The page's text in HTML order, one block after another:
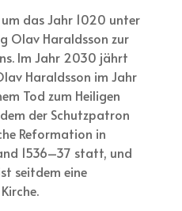
das Jahr 1020 unter
Olav Haraldsson zur
Im Jahr 2030 jährt
Haraldsson im Jahr
Tod zum Heiligen
der Schutzpatron
Reformation in
1536–37 statt, und
seitdem eine